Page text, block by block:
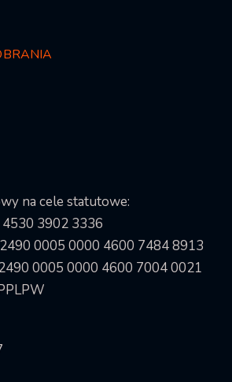
na cele statutowe:
3902 3336
0005 0000 4600 7484 8913
0005 0000 4600 7004 0021